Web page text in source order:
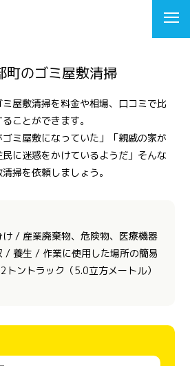
町のゴミ屋敷清掃
屋敷清掃を料金や相場、口コミで比
ことができます。
ゴミ屋敷になっていた」「親戚の家が
に迷惑をかけているようだ」そんな
掃を依頼しましょう。
/ 産業廃棄物、危険物、医療機器
/ 養生 / 作業に使用した場所の簡易
ントラック（5.0立方メートル）